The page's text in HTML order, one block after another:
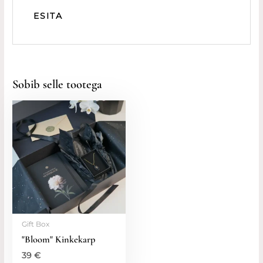
Sobib selle tootega
Gift Box
"Bloom" Kinkekarp
39€